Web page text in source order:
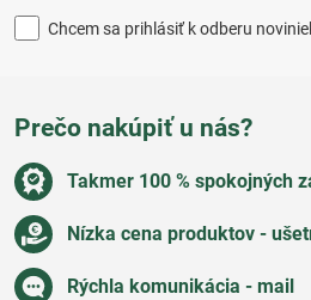
Chcem sa prihlásiť k odberu
Prečo nakúpiť u nás?
Takmer 100 % spokojných
Nízka cena produktov -
Rýchla komunikácia - mail